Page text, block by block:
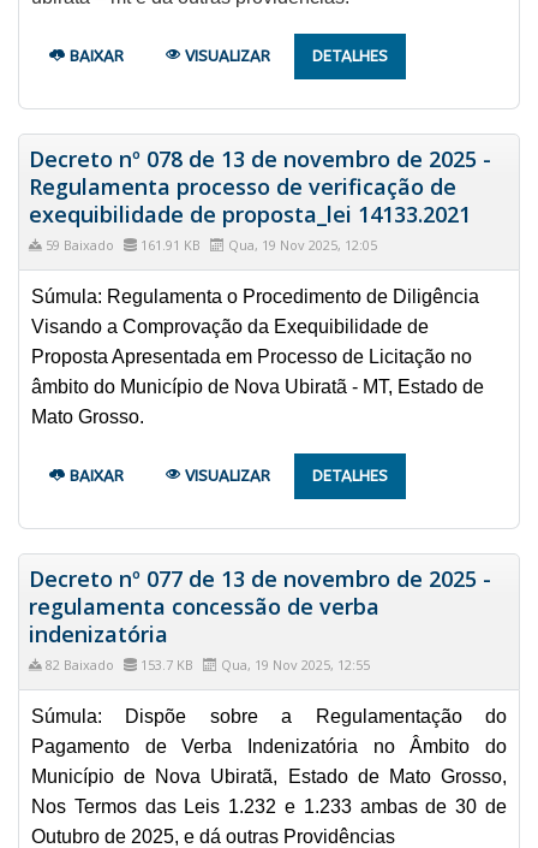
BAIXAR VISUALIZAR DETALHES
Decreto nº 078 de 13 de novembro de 2025 -
Regulamenta processo de verificação de
exequibilidade de proposta_lei 14133.2021
59 Baixado 161.91 KB Qua, 19 Nov 2025, 12:05
Súmula: Regulamenta o Procedimento de Diligência
Visando a Comprovação da Exequibilidade de
Proposta Apresentada em Processo de Licitação no
âmbito do Município de Nova Ubiratã - MT, Estado de
Mato Grosso.
BAIXAR VISUALIZAR DETALHES
Decreto nº 077 de 13 de novembro de 2025 -
regulamenta concessão de verba
indenizatória
82 Baixado 153.7 KB Qua, 19 Nov 2025, 12:55
Súmula: Dispõe sobre a Regulamentação do
Pagamento de Verba Indenizatória no Âmbito do
Município de Nova Ubiratã, Estado de Mato Grosso,
Nos Termos das Leis 1.232 e 1.233 ambas de 30 de
Outubro de 2025, e dá outras Providências